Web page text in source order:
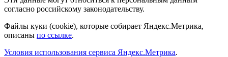
согласно российскому законодательству.
Файлы куки (cookie), которые собирает Яндекс.Метрика,
описаны по ссылке.
Условия использования сервиса Яндекс.Метрика.